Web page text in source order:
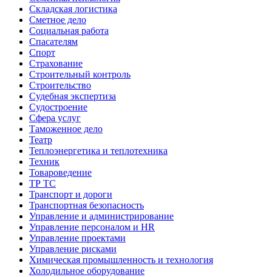
Складская логистика
Сметное дело
Социальная работа
Спасателям
Спорт
Страхование
Строительный контроль
Строительство
Судебная экспертиза
Судостроение
Сфера услуг
Таможенное дело
Театр
Теплоэнергетика и теплотехника
Техник
Товароведение
ТР ТС
Транспорт и дороги
Транспортная безопасность
Управление и администрирование
Управление персоналом и HR
Управление проектами
Управление рисками
Химическая промышленность и технология
Холодильное оборудование